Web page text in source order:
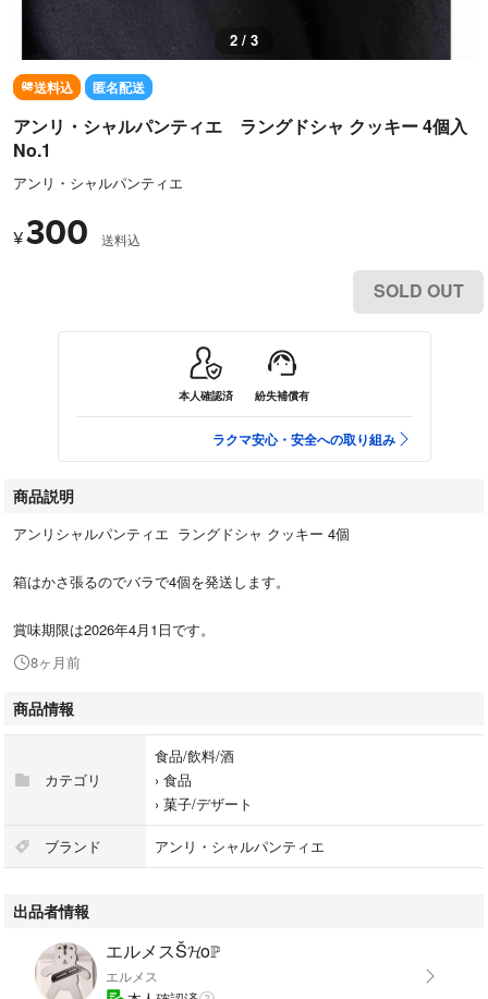
2 / 3
送料込 匿名配送
アンリ・シャルパンティエ ラングドシャ クッキー 4個入
No.1
アンリ・シャルパンティエ
¥300 送料込
SOLD OUT
本人確認済 紛失補償有
ラクマ安心・安全への取り組み
商品説明
アンリシャルパンティエ ラングドシャ クッキー 4個
箱はかさ張るのでバラで4個を発送します。
賞味期限は2026年4月1日です。
8ヶ月前
商品情報
カテゴリ
食品/飲料/酒
› 食品
› 菓子/デザート
ブランド アンリ・シャルパンティエ
出品者情報
エルメスŠ𝓗oℙ
エルメス